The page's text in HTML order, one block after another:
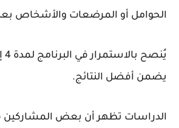
الحوامل أو المرضعات والأشخاص
يضمن أفضل النتائج.